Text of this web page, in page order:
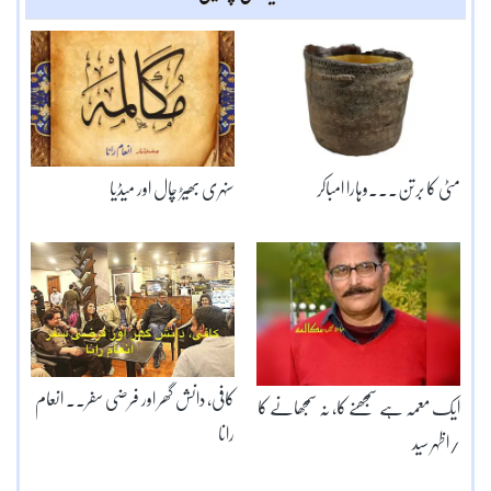
سنہری بھیڑ چال اور میڈیا مٹی کا برتن۔۔۔وہارا امباکر
کافی، دانش گھر اور فرضی سفر۔۔ انعام
رانا
ایک معمہ ہے سمجھنے کا، نہ سمجھانے کا
/اظہر سید